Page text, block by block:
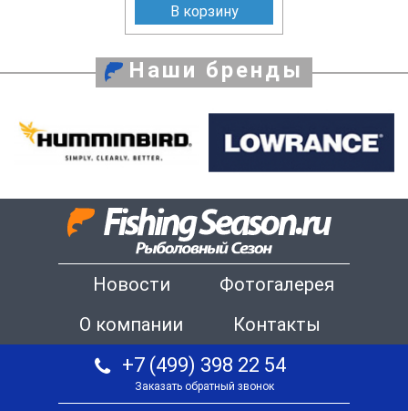
В корзину
Наши бренды
Новости
Фотогалерея
О компании
Контакты
+7 (499) 398 22 54
Заказать обратный звонок